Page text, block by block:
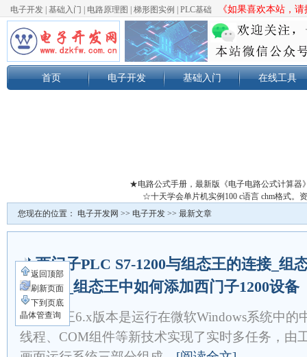
电子开发 基础入门 电路原理图 梯形图实例 PLC基础 《如果喜欢本站，
首页 电子开发 基础入门 在线工具
★电路公式手册，最新版《电子电路公式计算器
☆十天学会单片机实例100 c语言 chm格式。
您现在的位置： 电子开发网 >> 电子开发 >> 最新文章
西门子PLC S7-1200与组态王的连接_组
连接_组态王中如何添加西门子1200设备
组态王6.x版本是运行在微软Windows系统中的
线程、COM组件等新技术实现了实时多任务，由
返回顶部
刷新页面
下到页底
晶体管查询